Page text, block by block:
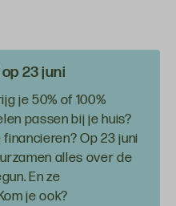
23 juni
je 50% of 100%
passen bij je huis?
Op 23 juni
alles over de
En ze
je ook?